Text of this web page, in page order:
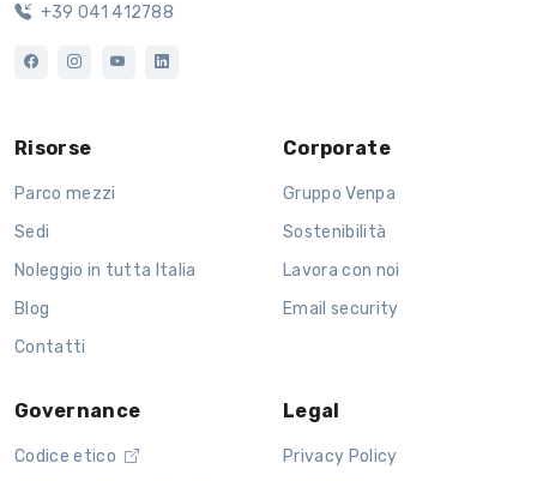
+39 041 412788
Risorse
Parco mezzi
Sedi
Noleggio in tutta Italia
Blog
Contatti
Corporate
Gruppo Venpa
Sostenibilità
Lavora con noi
Email security
Governance
Codice etico
Legal
Privacy Policy